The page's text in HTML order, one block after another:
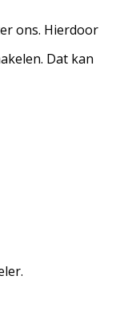
ons. Hierdoor
Dat kan